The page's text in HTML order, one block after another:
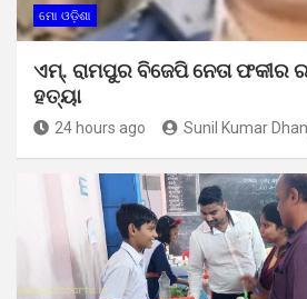
ମୋ ଓଡ଼ିଶା
ଏମ୍. ରାମପୁର ବିଜେପି ନେତା ଫକୀର
ହତ୍ୟା
24 hours ago Sunil Kumar